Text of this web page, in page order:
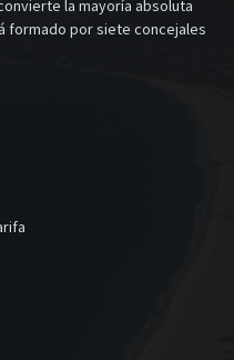
la mayoría absoluta
formado por siete concejales